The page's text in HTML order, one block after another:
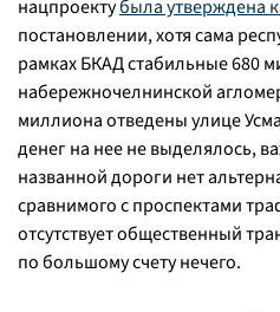
нацпроектубыла утверждена
постановлении, хотя сама
рамках БКАД стабильные 680
набережночелнинской
миллиона отведены улице
денег на нее не выделялось,
названной дороги нет
сравнимого с проспектами
отсутствует общественный
по большому счету нечего.